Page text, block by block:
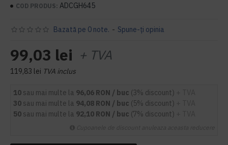
COD PRODUS: ADCGH645
Bazată pe 0 note. - Spune-ţi opinia
99,03 lei + TVA
119,83 lei TVA inclus
10 sau mai multe la 96,06 RON / buc (3% discount)
30 sau mai multe la 94,08 RON / buc (5% discount)
50 sau mai multe la 92,10 RON / buc (7% discount)